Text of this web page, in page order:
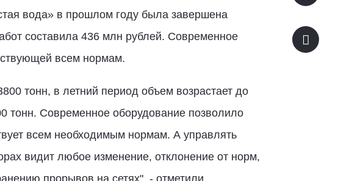
вода» в прошлом году была завершена
составила 436 млн рублей. Современное
всем нормам.
тонн, в летний период объем возрастает до
тонн. Современное оборудование позволило
всем необходимым нормам. А управлять
видит любое изменение, отклонение от норм,
прорывов на сетях", - отметили